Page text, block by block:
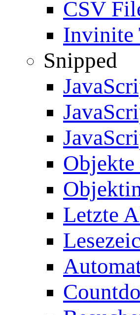
CSV
Invinite
Snipped
Objekte
Letzte